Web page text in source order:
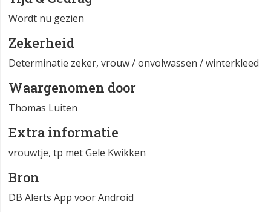
Wordt nu gezien
Zekerheid
Determinatie zeker, vrouw / onvolwassen / winterkleed
Waargenomen door
Thomas Luiten
Extra informatie
vrouwtje, tp met Gele Kwikken
Bron
DB Alerts App voor Android